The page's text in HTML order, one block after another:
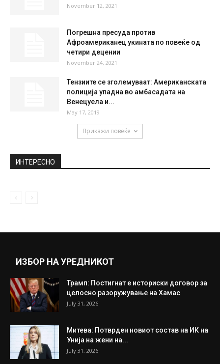
November 12, 2021
Погрешна пресуда против
Афроамериканец укината по повеќе од
четири децении
November 24, 2021
Тензиите се зголемуваат: Американската
полиција упадна во амбасадата на
Венецуела и...
May 17, 2019
Прикажи повеќе
ИНТЕРЕСНО
ИЗБОР НА УРЕДНИКОТ
Трамп: Постигнат е историски договор за
целосно разоружување на Хамас
July 31, 2026
Митева: Потврден новиот состав на ИК на
Унија на жени на...
July 31, 2026